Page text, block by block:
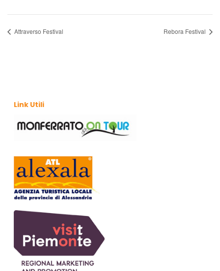
Attraverso Festival Rebora Festival
Link Utili